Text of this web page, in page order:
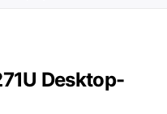
Desktop-